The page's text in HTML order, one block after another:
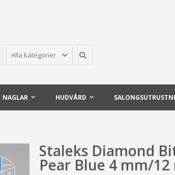
NAGLAR HUDVÅRD
Staleks Diamond
Pear Blue 4 mm/12